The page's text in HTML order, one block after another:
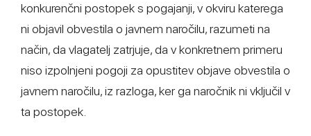
konkurenčni postopek s pogajanji, v okviru katerega
ni objavil obvestila o javnem naročilu, razumeti na
način, da vlagatelj zatrjuje, da v konkretnem primeru
niso izpolnjeni pogoji za opustitev objave obvestila o
javnem naročilu, iz razloga, ker ga naročnik ni vključil v
ta postopek.